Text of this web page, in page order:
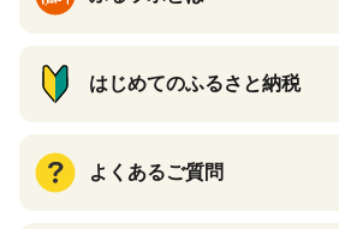
はじめてのふるさと納税
よくあるご質問